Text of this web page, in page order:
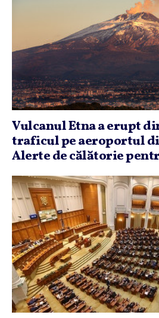
Vulcanul Etna a erupt
traficul pe aeroportul
Alerte de călătorie